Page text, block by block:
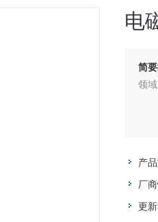
电
简要
领域
产
厂
更新